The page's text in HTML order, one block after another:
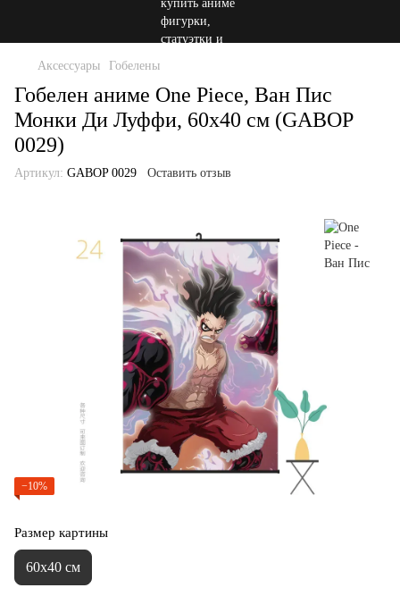
Аксессуары Гобелены
Гобелен аниме One Piece, Ван Пис
Монки Ди Луффи, 60х40 см (GABOP
0029)
Артикул: GABOP 0029 Оставить отзыв
−10%
Размер картины
60х40 см